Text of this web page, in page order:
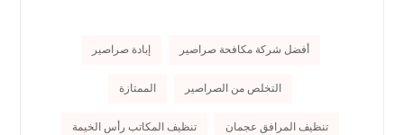
أفضل شركة مكافحة صراصير إبادة صراصير
التخلص من الصراصير الممتازة
تنظيف المرافق عجمان تنظيف المكاتب رأس الخيمة